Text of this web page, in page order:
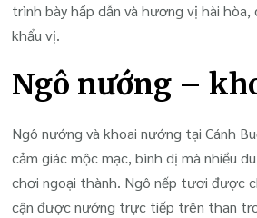
trình bày hấp dẫn và hương vị hài hòa,
khẩu vị.
Ngô nướng –
Ngô nướng và khoai nướng tại Cánh
cảm giác mộc mạc, bình dị mà nhiều
chơi ngoại thành. Ngô nếp tươi được
cận được nướng trực tiếp trên than